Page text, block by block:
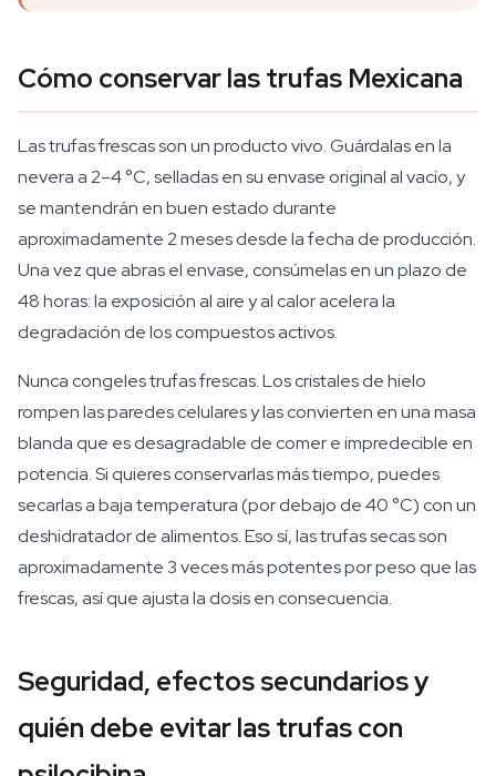
Cómo conservar las trufas Mexicana
Las trufas frescas son un producto vivo. Guárdalas en la
nevera a 2–4 °C, selladas en su envase original al vacío, y
se mantendrán en buen estado durante
aproximadamente 2 meses desde la fecha de producción.
Una vez que abras el envase, consúmelas en un plazo de
48 horas: la exposición al aire y al calor acelera la
degradación de los compuestos activos.
Nunca congeles trufas frescas. Los cristales de hielo
rompen las paredes celulares y las convierten en una masa
blanda que es desagradable de comer e impredecible en
potencia. Si quieres conservarlas más tiempo, puedes
secarlas a baja temperatura (por debajo de 40 °C) con un
deshidratador de alimentos. Eso sí, las trufas secas son
aproximadamente 3 veces más potentes por peso que las
frescas, así que ajusta la dosis en consecuencia.
Seguridad, efectos secundarios y
quién debe evitar las trufas con